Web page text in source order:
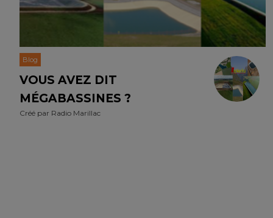
Blog
VOUS AVEZ DIT
MÉGABASSINES ?
Créé par Radio Marillac